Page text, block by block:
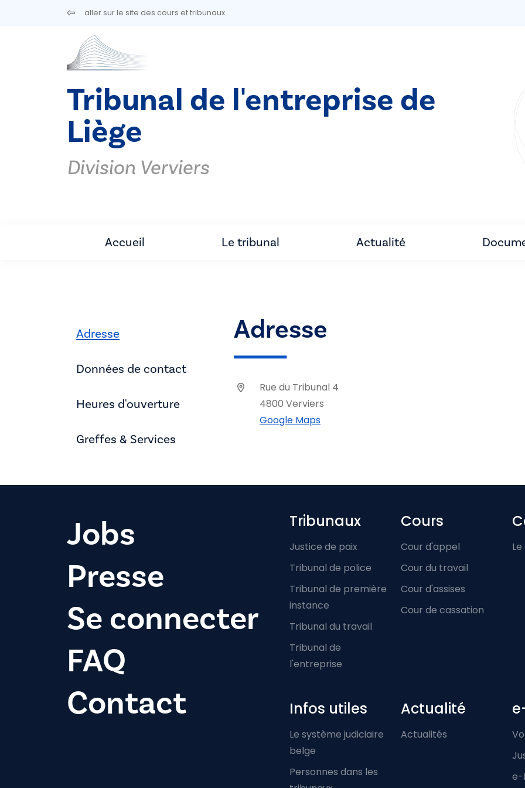
Aller au contenu principalaller sur le site des cours et tribunaux
Tribunal de l'entreprise de
Liège
Division Verviers
Accueil Le tribunal Actualité
Adresse
Données de contact
Heures d'ouverture
Greffes & Services
Adresse
Rue du Tribunal 4
4800 Verviers
Google Maps
Jobs
Presse
Se connecter
FAQ
Contact
Footer-menu
Tribunaux
Justice de paix
Tribunal de police
Tribunal de première
instance
Tribunal du travail
Tribunal de
l'entreprise
Cours
Cour d'appel
Cour du travail
Cour d'assises
Cour de cassation
Infos utiles
Le système judiciaire
belge
Personnes dans les
Actualité
Actualités
e-